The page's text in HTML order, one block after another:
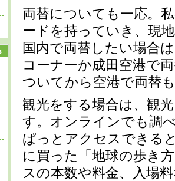
両替についても一応。
ードを持っていき、現
国内で両替したい場合
コーナーか成田空港で
ついてから空港で両替
観光をする場合は、観
す。オンラインでも調
ぱっとアクセスできる
に買った「地球の歩き
スの本数や料金、入場